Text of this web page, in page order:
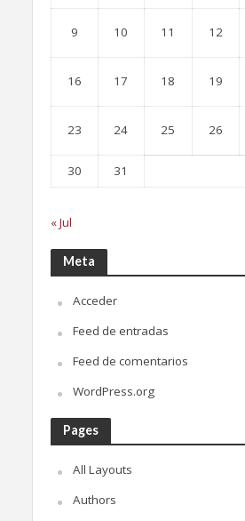
9 10 11 12
16 17 18 19
23 24 25 26
30
31
« Jul
Meta
Acceder
Feed de entradas
Feed de comentarios
WordPress.org
Pages
All Layouts
Authors